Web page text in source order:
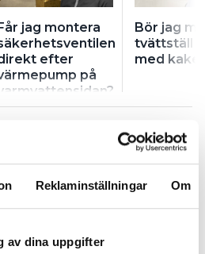
Reklaminställningar Om
av dina uppgifter
jag montera
efter
på
Bör jag
tvättställ i
med
vattenfiltret
hydrofor?